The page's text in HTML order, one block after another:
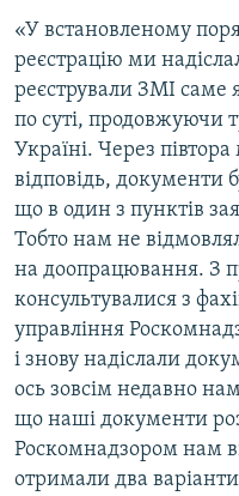
«У встановленому
реєстрацію ми
реєстрували ЗМІ саме
по суті, продовжуючи
Україні. Через
відповідь, документи
що в один з пунктів
Тобто нам не
на доопрацювання. З
консультувалися з
управління
і знову надіслали
ось зовсім недавно
що наші документи
Роскомнадзором нам
отримали два